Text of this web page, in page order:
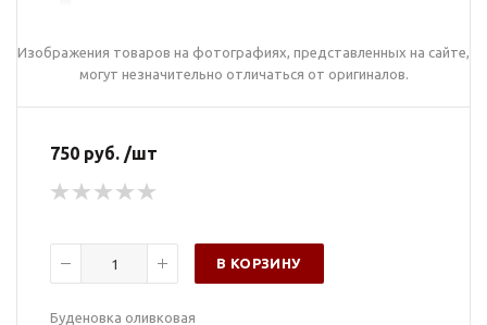
Изображения товаров на фотографиях, представленных на сайте,
могут незначительно отличаться от оригиналов.
750 руб. /шт
В КОРЗИНУ
Буденовка оливковая